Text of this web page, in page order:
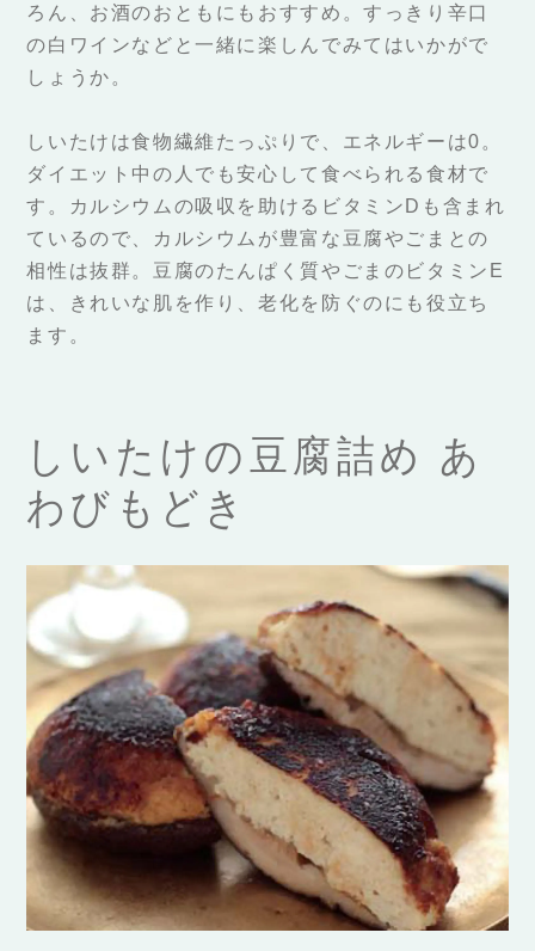
ろん、お酒のおともにもおすすめ。すっきり辛口
の白ワインなどと一緒に楽しんでみてはいかがで
しょうか。
しいたけは食物繊維たっぷりで、エネルギーは0。
ダイエット中の人でも安心して食べられる食材で
す。カルシウムの吸収を助けるビタミンDも含まれ
ているので、カルシウムが豊富な豆腐やごまとの
相性は抜群。豆腐のたんぱく質やごまのビタミンE
は、きれいな肌を作り、老化を防ぐのにも役立ち
ます。
しいたけの豆腐詰め あ
わびもどき